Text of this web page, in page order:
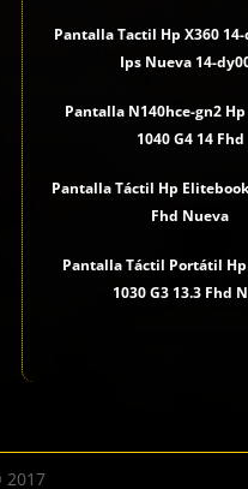
Pantalla Tactil Hp X360
Ips Nueva 14-
Pantalla N140hce-gn2
1040 G4 14 Fhd
Pantalla Táctil Hp
Fhd Nueva
Pantalla Táctil Portátil
1030 G3 13.3 Fhd
2017